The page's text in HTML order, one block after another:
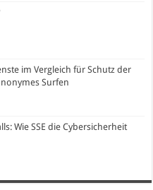
im Vergleich für Schutz der
Surfen
Wie SSE die Cybersicherheit